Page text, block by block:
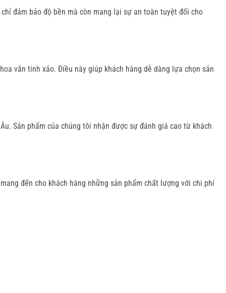
đảm bảo độ bền mà còn mang lại sự an toàn tuyệt đối cho
văn tinh xảo. Điều này giúp khách hàng dễ dàng lựa chọn sản
Sản phẩm của chúng tôi nhận được sự đánh giá cao từ khách
đến cho khách hàng những sản phẩm chất lượng với chi phí